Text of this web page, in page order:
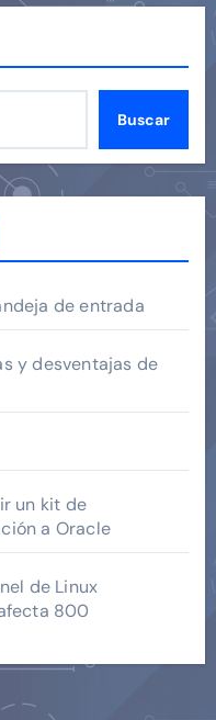
Buscar
de entrada
y desventajas de
un kit de
a Oracle
de Linux
800